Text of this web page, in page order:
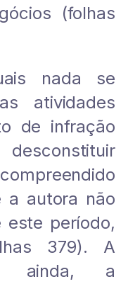
(folhas
nada se
atividades
de infração
autora não
este período,
379). A
ainda, a